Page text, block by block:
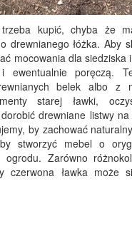
kupić, chyba że
drewnianego łóżka. Aby
mocowania dla siedziska
ewentualnie poręczą.
belek albo z
starej ławki,
drewniane listwy
by zachować
stworzyć mebel o
Zarówno
czerwona ławka może